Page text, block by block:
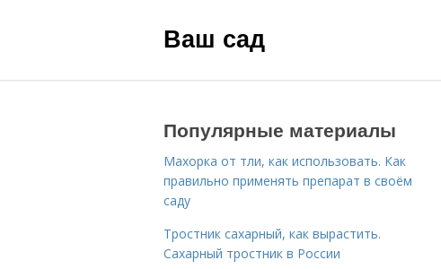
Ваш сад
Популярные материалы
Махорка от тли, как использовать. Как
правильно применять препарат в своём
саду
Тростник сахарный, как вырастить.
Сахарный тростник в России